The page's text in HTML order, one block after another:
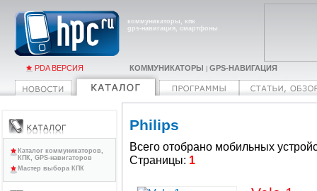
коммуникаторы, кпк
gps-навигация, смартфоны
PDA ВЕРСИЯ КОММУНИКАТОРЫ GPS-НАВИГАЦИЯ
Philips
Всего отобрано мобильных
Страницы: 1
Каталог коммуникаторов,
КПК, GPS-навигаторов
Мастер выбора КПК